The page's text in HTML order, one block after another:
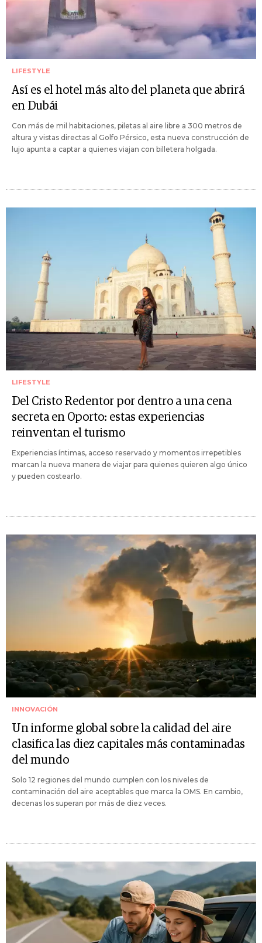
LIFESTYLE
Así es el hotel más alto del planeta que abrirá
en Dubái
Con más de mil habitaciones, piletas al aire libre a 300 metros de
altura y vistas directas al Golfo Pérsico, esta nueva construcción de
lujo apunta a captar a quienes viajan con billetera holgada.
LIFESTYLE
Del Cristo Redentor por dentro a una cena
secreta en Oporto: estas experiencias
reinventan el turismo
Experiencias íntimas, acceso reservado y momentos irrepetibles
marcan la nueva manera de viajar para quienes quieren algo único
y pueden costearlo.
INNOVACIÓN
Un informe global sobre la calidad del aire
clasifica las diez capitales más contaminadas
del mundo
Solo 12 regiones del mundo cumplen con los niveles de
contaminación del aire aceptables que marca la OMS. En cambio,
decenas los superan por más de diez veces.